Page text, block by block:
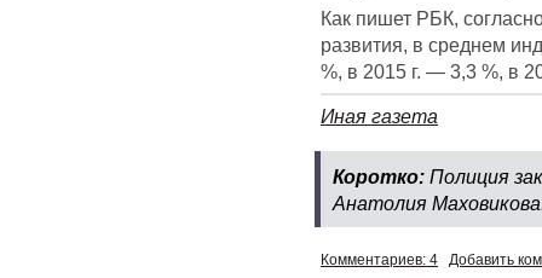
Как пишет РБК,
развития, в среднем
%, в 2015 г. — 3,3 %, в
Иная газета
Коротко: Полиция
Анатолия
Комментариев: 4 Добавить